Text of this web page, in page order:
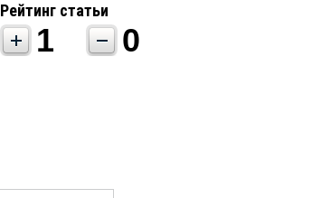
Рейтинг статьи
1 0